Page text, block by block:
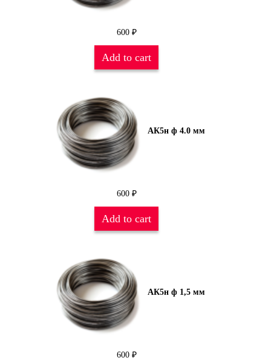
600 ₽
Add to cart
АК5н ф 4.0 мм
600 ₽
Add to cart
АК5н ф 1,5 мм
600 ₽